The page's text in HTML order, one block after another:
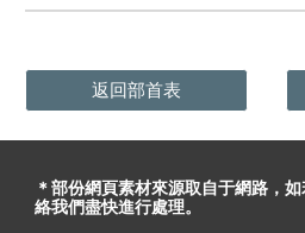
返回部首表
＊部份網頁素材來源取自于網路，如
絡我們盡快進行處理。